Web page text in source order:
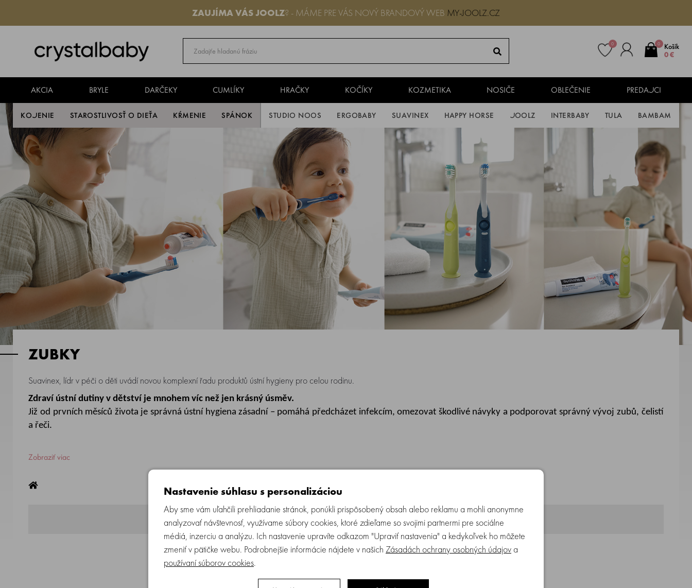
ZAUJÍMA VÁSJOOLZ? - MÁME PRE VÁS NOVÝ BRANDOVÝ WEB MY-JOOLZ.CZ
0
Košík
0 €
0
AKCIA BRYLE DARČEKY CUMLÍKY HRAČKY KOČÍKY KOZMETIKA NOSIČE OBLEČENIE PREDAJCI
KOJENIE STAROSTLIVOSŤ O DIEŤA KŔMENIE SPÁNOK STUDIO NOOS ERGOBABY SUAVINEX HAPPY HORSE JOOLZ INTERBABY TULA BAMBAM
ZUBKY
Suavinex, lídr v péči o děti uvádí novou komplexní řadu produktů ústní hygieny pro celou rodinu.
Zdraví ústní dutiny vdětství je mnohem víc než jen krásný úsměv.
Již od prvních měsíců života je správná ústní hygiena zásadní – pomáhá předcházet infekcím, omezovat škodlivé návyky a podporovat správný vývoj zubů, čelistí
a řeči.
Pod heslem
vytvořená právě značkou
Zobraziť viac
Neboli nájdené žiadne produkty.
Nastavenie súhlasu s personalizáciou
Aby sme vám uľahčili prehliadanie stránok, ponúkli prispôsobený obsah alebo reklamu a mohli anonymne
analyzovať návštevnosť, využívame súbory cookies, ktoré zdieľame so svojimi partnermi pre sociálne
médiá, inzerciu a analýzu. Ich nastavenie upravíte odkazom "Upraviť nastavenia" a kedykoľvek ho môžete
zmeniť v pätičke webu. Podrobnejšie informácie nájdete v našich Zásadách ochrany osobných údajova
používaní súborov cookies.